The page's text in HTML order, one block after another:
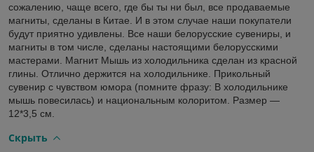
сожалению, чаще всего, где бы ты ни был, все продаваемые
магниты, сделаны в Китае. И в этом случае наши покупатели
будут приятно удивлены. Все наши белорусские сувениры, и
магниты в том числе, сделаны настоящими белорусскими
мастерами. Магнит Мышь из холодильника сделан из красной
глины. Отлично держится на холодильнике. Прикольный
сувенир с чувством юмора (помните фразу: В холодильнике
мышь повесилась) и национальным колоритом. Размер —
12*3,5 см.
Скрыть